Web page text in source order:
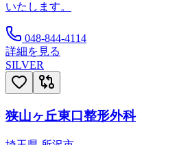
いたします。
048-844-4114
詳細を見る
SILVER
狭山ヶ丘東口整形外科